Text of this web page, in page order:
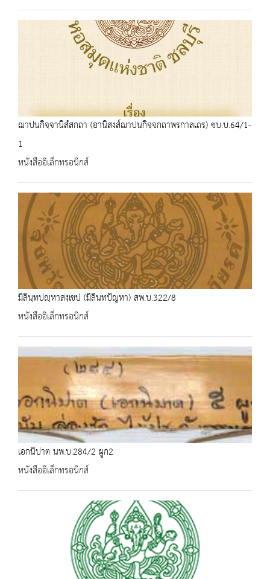
ฌาปนกิจฺจานิสํสกถา (อานิสงส์ฌาปนกิจฺจกถาพรกาลเถร) ชบ.บ.64/1-
1
หนังสืออิเล็กทรอนิกส์
มิลินฺทปญฺหาสงฺเขป (มิลินทปัญหา) สพ.บ.322/8
หนังสืออิเล็กทรอนิกส์
เอกนิปาต นพ.บ.284/2 ผูก2
หนังสืออิเล็กทรอนิกส์